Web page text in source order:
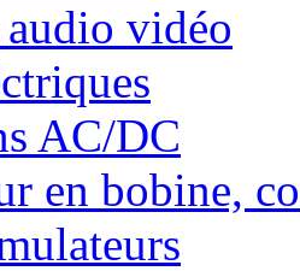
vidéo
AC/DC
en bobine,